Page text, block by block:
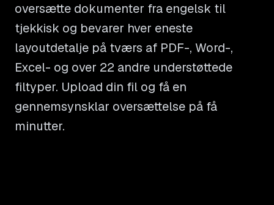
oversætte dokumenter fra engelsk til
tjekkisk og bevarer hver eneste
layoutdetalje på tværs af PDF-, Word-,
Excel- og over 22 andre understøttede
filtyper. Upload din fil og få en
gennemsynsklar oversættelse på få
minutter.